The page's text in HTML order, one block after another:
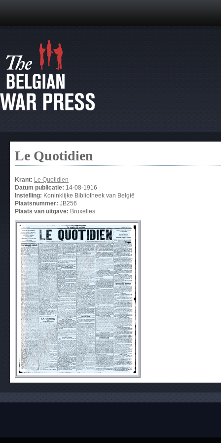
Le Quotidien
Krant: Le Quotidien
Datum publicatie: 14-08-1916
Instelling: Koninklijke Bibliotheek van België
Plaatsnummer: JB256
Plaats van uitgave: Bruxelles